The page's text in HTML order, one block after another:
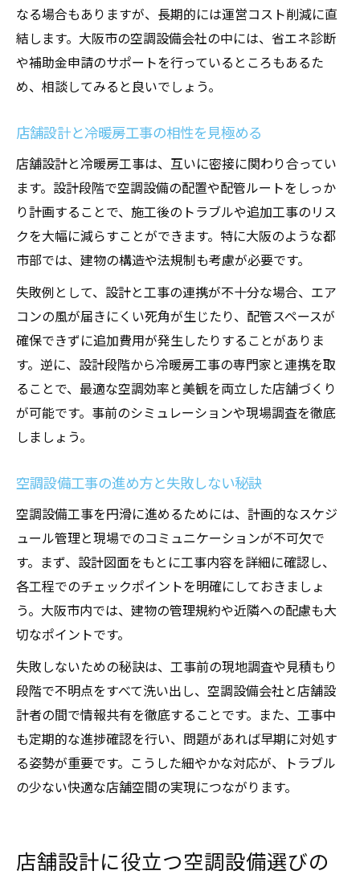
なる場合もありますが、長期的には運営コスト削減に直
結します。大阪市の空調設備会社の中には、省エネ診断
や補助金申請のサポートを行っているところもあるた
め、相談してみると良いでしょう。
店舗設計と冷暖房工事の相性を見極める
店舗設計と冷暖房工事は、互いに密接に関わり合ってい
ます。設計段階で空調設備の配置や配管ルートをしっか
り計画することで、施工後のトラブルや追加工事のリス
クを大幅に減らすことができます。特に大阪のような都
市部では、建物の構造や法規制も考慮が必要です。
失敗例として、設計と工事の連携が不十分な場合、エア
コンの風が届きにくい死角が生じたり、配管スペースが
確保できずに追加費用が発生したりすることがありま
す。逆に、設計段階から冷暖房工事の専門家と連携を取
ることで、最適な空調効率と美観を両立した店舗づくり
が可能です。事前のシミュレーションや現場調査を徹底
しましょう。
空調設備工事の進め方と失敗しない秘訣
空調設備工事を円滑に進めるためには、計画的なスケジ
ュール管理と現場でのコミュニケーションが不可欠で
す。まず、設計図面をもとに工事内容を詳細に確認し、
各工程でのチェックポイントを明確にしておきましょ
う。大阪市内では、建物の管理規約や近隣への配慮も大
切なポイントです。
失敗しないための秘訣は、工事前の現地調査や見積もり
段階で不明点をすべて洗い出し、空調設備会社と店舗設
計者の間で情報共有を徹底することです。また、工事中
も定期的な進捗確認を行い、問題があれば早期に対処す
る姿勢が重要です。こうした細やかな対応が、トラブル
の少ない快適な店舗空間の実現につながります。
店舗設計に役立つ空調設備選びの